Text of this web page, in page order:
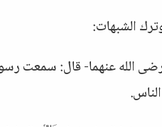
الشبهات:
الله عنهما- قال: سمعت